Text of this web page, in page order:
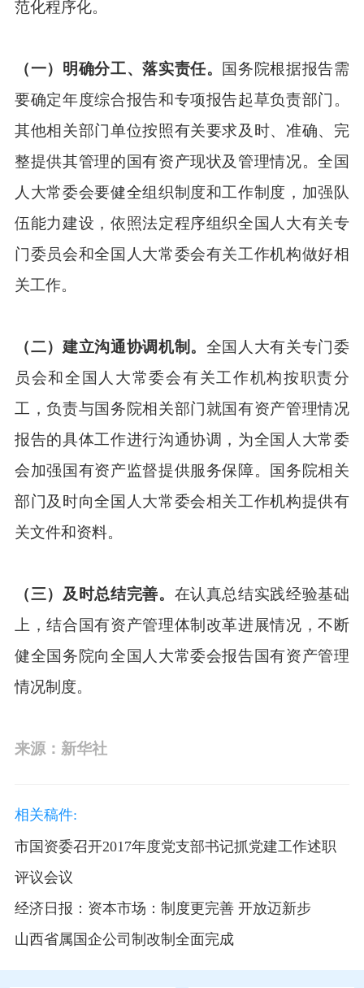
范化程序化。
（一）明确分工、落实责任。
国务院根据报告需
要确定年度综合报告和专项报告起草负责部门。
其他相关部门单位按照有关要求及时、准确、完
整提供其管理的国有资产现状及管理情况。全国
人大常委会要健全组织制度和工作制度，加强队
伍能力建设，依照法定程序组织全国人大有关专
门委员会和全国人大常委会有关工作机构做好相
关工作。
（二）建立沟通协调机制。 全国人大有关专门委
员会和全国人大常委会有关工作机构按职责分
工，负责与国务院相关部门就国有资产管理情况
报告的具体工作进行沟通协调，为全国人大常委
会加强国有资产监督提供服务保障。国务院相关
部门及时向全国人大常委会相关工作机构提供有
关文件和资料。
（三）及时总结完善。 在认真总结实践经验基础
上，结合国有资产管理体制改革进展情况，不断
健全国务院向全国人大常委会报告国有资产管理
情况制度。
来源：新华社
相关稿件:
市国资委召开2017年度党支部书记抓党建工作述职
评议会议
经济日报：资本市场：制度更完善 开放迈新步
山西省属国企公司制改制全面完成